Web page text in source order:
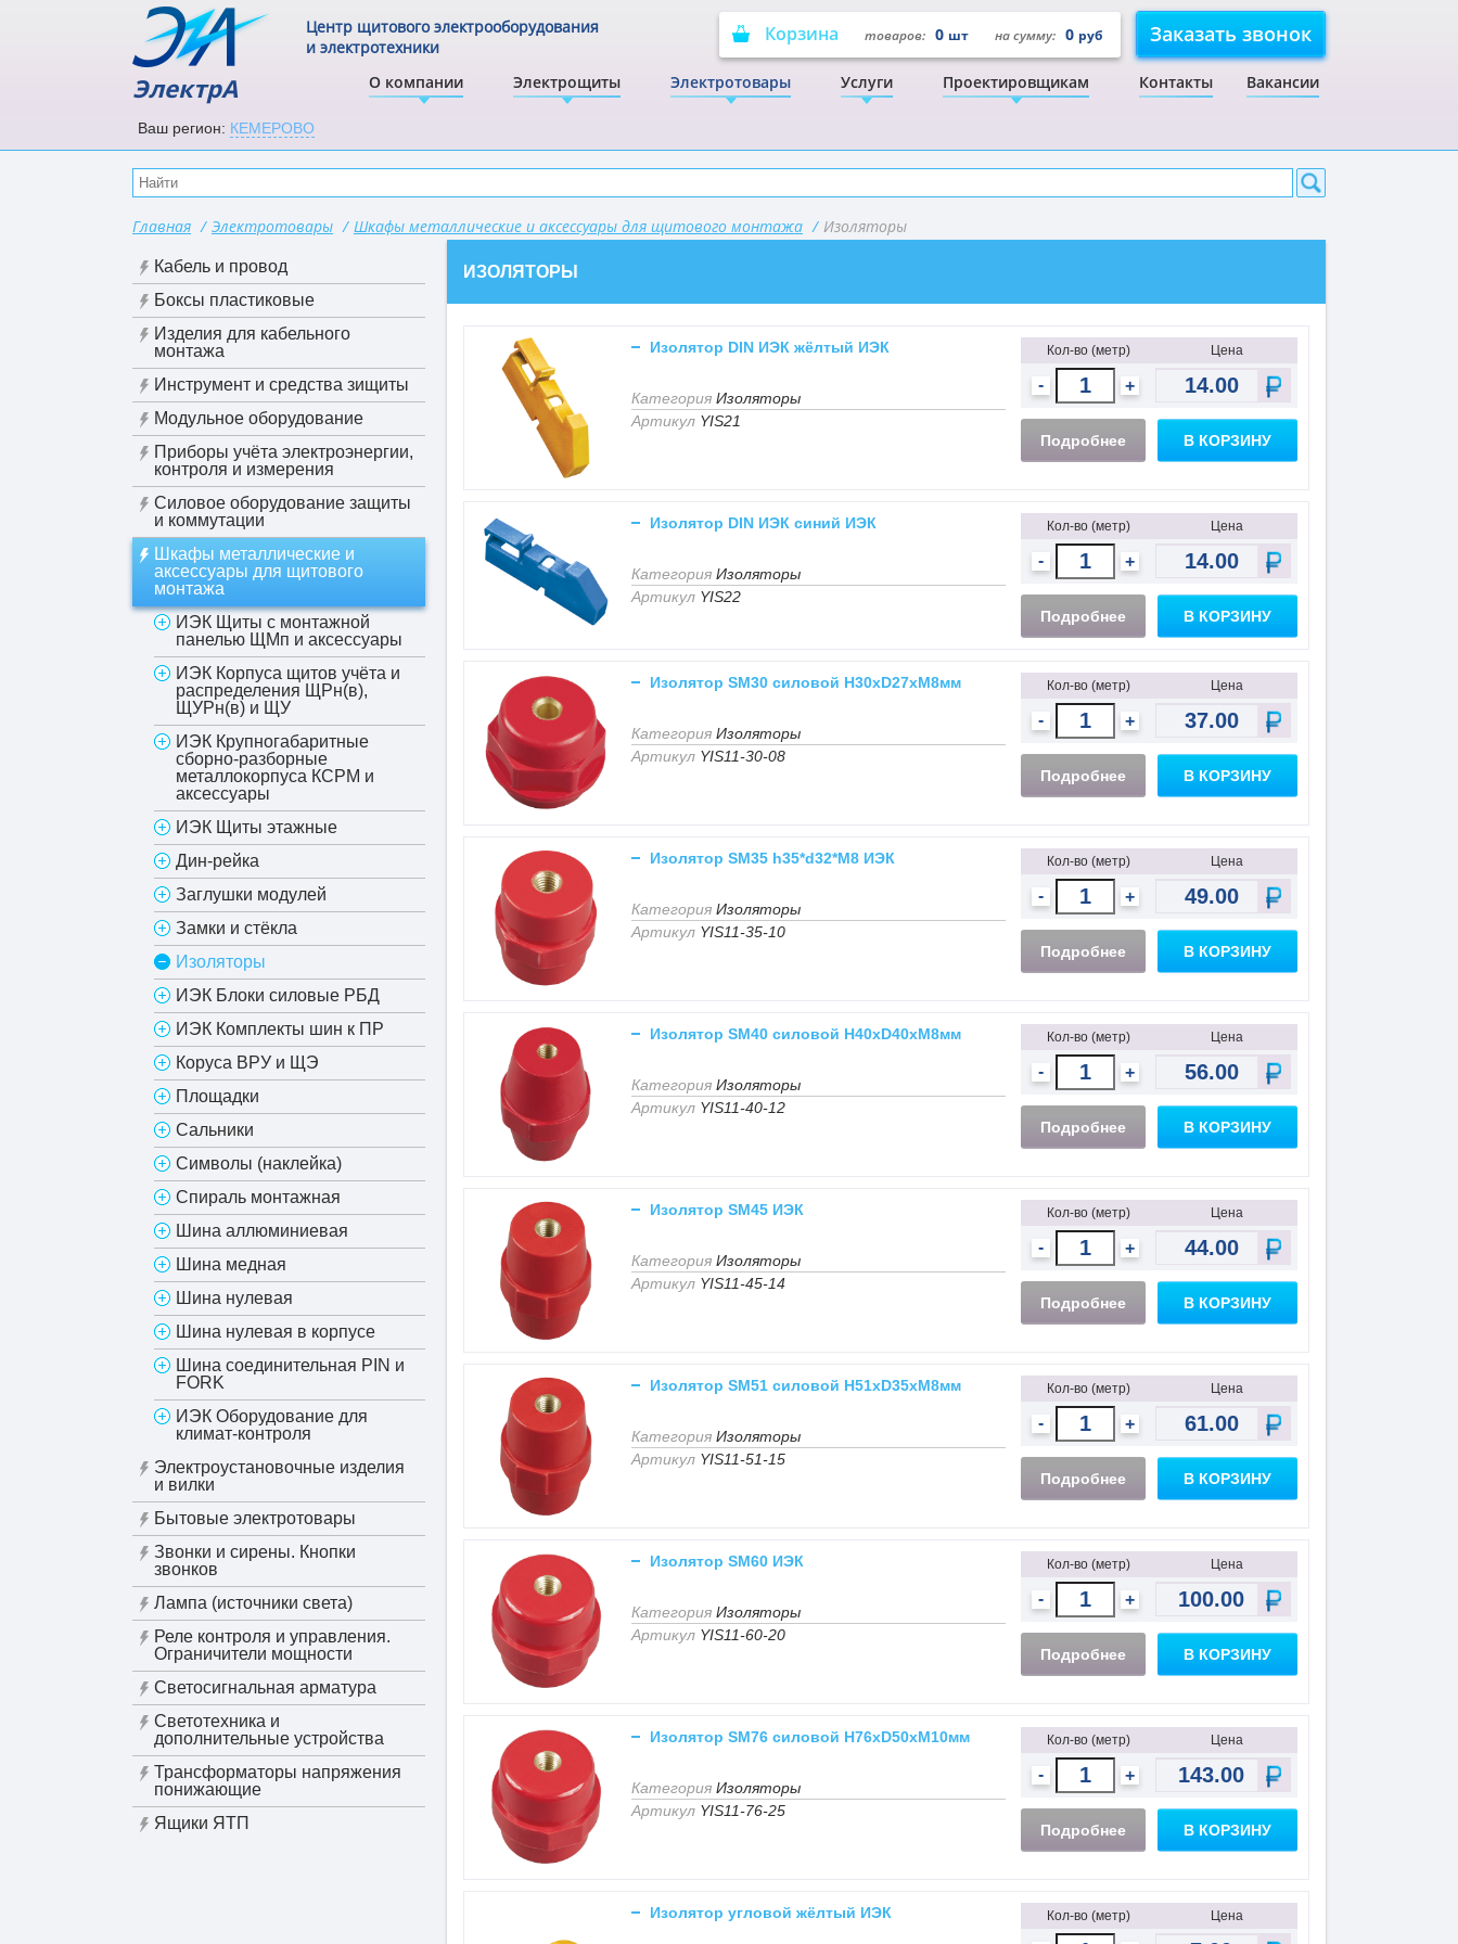
ЭлектрА
Корзина товаров: 0 шт на сумму: 0 руб Заказать звонок
О компании Электрощиты Электротовары Услуги Проектировщикам Контакты Вакансии
Центр щитового электрооборудования
и электротехники
Ваш регион: КЕМЕРОВО
Главная / Электротовары / Шкафы металлические и аксессуары для щитового монтажа / Изоляторы
Кабель и провод
Боксы пластиковые
Изделия для кабельного
монтажа
Инструмент и средства зищиты
Модульное оборудование
Приборы учёта электроэнергии,
контроля и измерения
Силовое оборудование защиты
и коммутации
Шкафы металлические и
аксессуары для щитового
монтажа
ИЭК Щиты с монтажной
панелью ЩМп и аксессуары
ИЭК Корпуса щитов учёта и
распределения ЩРн(в),
ЩУРн(в) и ЩУ
ИЭК Крупногабаритные
сборно-разборные
металлокорпуса КСРМ и
аксессуары
ИЭК Щиты этажные
Дин-рейка
Заглушки модулей
Замки и стёкла
Изоляторы
ИЭК Блоки силовые РБД
ИЭК Комплекты шин к ПР
Коруса ВРУ и ЩЭ
Площадки
Сальники
Символы (наклейка)
Спираль монтажная
Шина аллюминиевая
Шина медная
Шина нулевая
Шина нулевая в корпусе
Шина соединительная PIN и
FORK
ИЭК Оборудование для
климат-контроля
Электроустановочные изделия
и вилки
Бытовые электротовары
Звонки и сирены. Кнопки
звонков
Лампа (источники света)
Реле контроля и управления.
Ограничители мощности
Светосигнальная арматура
Светотехника и
дополнительные устройства
Трансформаторы напряжения
понижающие
Ящики ЯТП
ИЗОЛЯТОРЫ
Изолятор DIN ИЭК жёлтый ИЭК
Категория Изоляторы
Артикул YIS21
Кол-во (метр) Цена
- +
Подробнее В КОРЗИНУ
Изолятор DIN ИЭК синий ИЭК
Категория Изоляторы
Артикул YIS22
Кол-во (метр) Цена
- +
Подробнее В КОРЗИНУ
Изолятор SM30 силовой Н30хD27хМ8мм
Категория Изоляторы
Артикул YIS11-30-08
Кол-во (метр) Цена
- +
Подробнее В КОРЗИНУ
Изолятор SM35 h35*d32*M8 ИЭК
Категория Изоляторы
Артикул YIS11-35-10
Кол-во (метр) Цена
- +
Подробнее В КОРЗИНУ
Изолятор SM40 силовой H40xD40xM8мм
Категория Изоляторы
Артикул YIS11-40-12
Кол-во (метр) Цена
- +
Подробнее В КОРЗИНУ
Изолятор SM45 ИЭК
Категория Изоляторы
Артикул YIS11-45-14
Кол-во (метр) Цена
- +
Подробнее В КОРЗИНУ
Изолятор SM51 силовой H51xD35xM8мм
Категория Изоляторы
Артикул YIS11-51-15
Кол-во (метр) Цена
- +
Подробнее В КОРЗИНУ
Изолятор SM60 ИЭК
Категория Изоляторы
Артикул YIS11-60-20
Кол-во (метр) Цена
- +
Подробнее В КОРЗИНУ
Изолятор SM76 силовой H76xD50xM10мм
Категория Изоляторы
Артикул YIS11-76-25
Кол-во (метр) Цена
- +
Подробнее В КОРЗИНУ
Изолятор угловой жёлтый ИЭК Кол-во (метр) Цена